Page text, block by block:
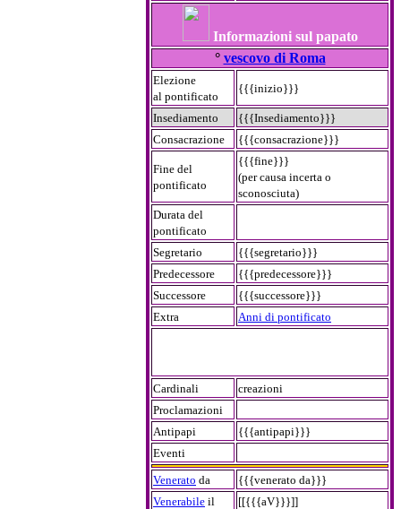
Informazioni sul papato
° vescovo di Roma
Elezione
al pontificato
{{{inizio}}}
Insediamento
{{{Insediamento}}}
Consacrazione
{{{consacrazione}}}
Fine del
pontificato
{{{fine}}}
(per causa incerta o
sconosciuta)
Durata del
pontificato
Segretario
{{{segretario}}}
Predecessore
{{{predecessore}}}
Successore
{{{successore}}}
Extra
Anni di pontificato
Cardinali
creazioni
Proclamazioni
Antipapi
{{{antipapi}}}
Eventi
Venerato da
{{{venerato da}}}
Venerabile il
[[{{{aV}}}]]